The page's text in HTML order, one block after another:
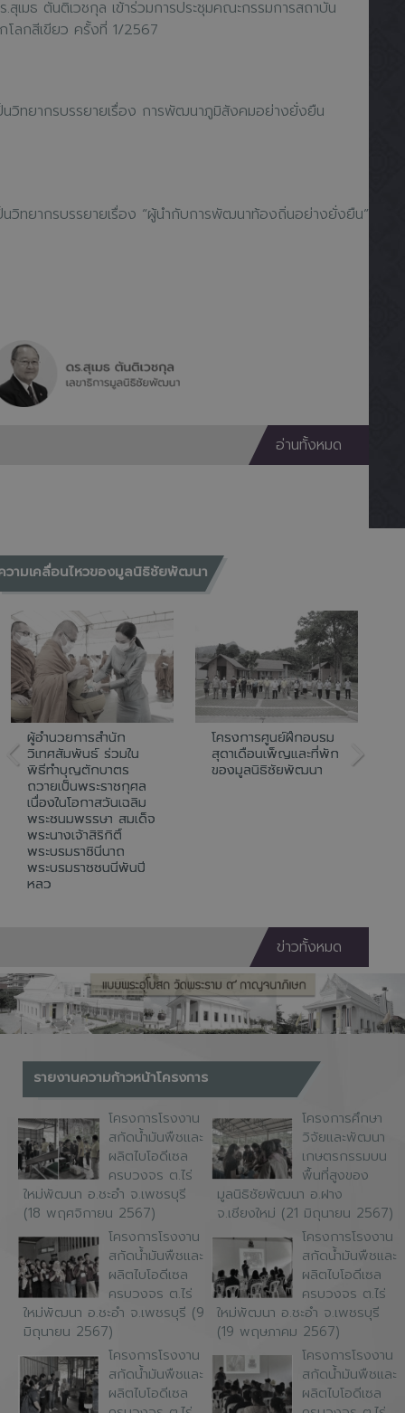
อ่านทั้งหมด
วามเคลื่อนไหวของมูลนิธิชัยพัฒนา
ผู้อำนวยการสำนัก
วิเทศสัมพันธ์ ร่วมใน
พิธีทำบุญตักบาตร
ถวายเป็นพระราชกุศล
เนื่องในโอกาสวันเฉลิม
พระชนมพรรษา สมเด็จ
พระนางเจ้าสิริกิติ์
พระบรมราชินีนาถ
พระบรมราชชนนีพันปี
หลว
โครงการศูนย์ฝึกอบรม
สุดาเดือนเพ็ญและที่พัก
ของมูลนิธิชัยพัฒนา
ข่าวทั้งหมด
รายงานความก้าวหน้าโครงการ
โครงการโรงงาน
สกัดน้ำมันพืชและ
ผลิตไบโอดีเซล
ครบวงจร ต.ไร่
ใหม่พัฒนา อ.ชะอำ จ.เพชรบุรี
(18 พฤศจิกายน 2567)
โครงการศึกษา
วิจัยและพัฒนา
เกษตรกรรมบน
พื้นที่สูงของ
มูลนิธิชัยพัฒนา อ.ฝาง
จ.เชียงใหม่ (21 มิถุนายน 2567)
โครงการโรงงาน
สกัดน้ำมันพืชและ
ผลิตไบโอดีเซล
ครบวงจร ต.ไร่
ใหม่พัฒนา อ.ชะอำ จ.เพชรบุรี (9
มิถุนายน 2567)
โครงการโรงงาน
สกัดน้ำมันพืชและ
ผลิตไบโอดีเซล
ครบวงจร ต.ไร่
ใหม่พัฒนา อ.ชะอำ จ.เพชรบุรี
(19 พฤษภาคม 2567)
โครงการโรงงาน
สกัดน้ำมันพืชและ
ผลิตไบโอดีเซล
โครงการโรงงาน
สกัดน้ำมันพืชและ
ผลิตไบโอดีเซล